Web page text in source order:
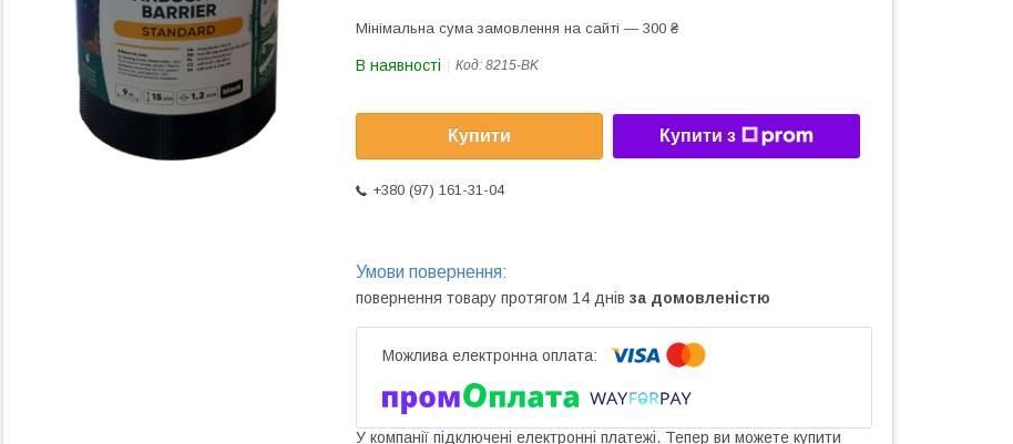
Мінімальна сума замовлення на сайті — 300 ₴
В наявності Код: 8215-BK
Купити Купити з
+380 (97) 161-31-04
повернення товару протягом 14 днів за домовленістю
У компанії підключені електронні платежі. Тепер ви можете купити